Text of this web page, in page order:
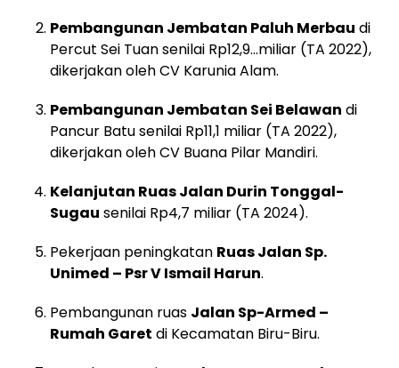
Pembangunan Jembatan Paluh Merbau di
Percut Sei Tuan senilai Rp12,9…miliar (TA 2022),
dikerjakan oleh CV Karunia Alam.
Pembangunan Jembatan Sei Belawan di
Pancur Batu senilai Rp11,1 miliar (TA 2022),
dikerjakan oleh CV Buana Pilar Mandiri.
Kelanjutan Ruas Jalan Durin Tonggal-
Sugau senilai Rp4,7 miliar (TA 2024).
Pekerjaan peningkatan Ruas Jalan Sp.
Unimed – Psr V Ismail Harun.
Pembangunan ruas Jalan Sp-Armed –
Rumah Garet di Kecamatan Biru-Biru.